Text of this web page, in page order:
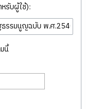
รับผู้ใช้):
นี้